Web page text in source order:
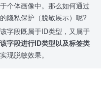
个体画像中。那么如何通过
隐私保护（脱敏展示）呢?
字段既属于ID类型，又属于
字段进行ID类型以及标签类
现脱敏效果。